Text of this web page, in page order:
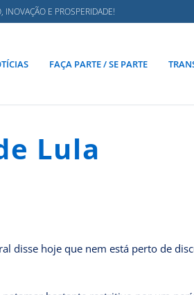
INOVAÇÃO E PROSPERIDADE!
FAÇA PARTE / SE PARTE
Lula
disse hoje que nem está perto de